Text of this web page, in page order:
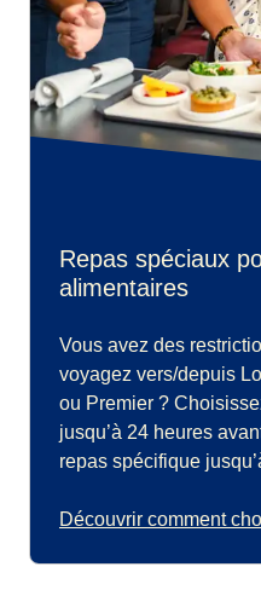
Repas spéciaux
alimentaires
Vous avez des
voyagez vers/depuis
ou Premier ?
jusqu’à 24 heures
repas spécifique
Découvrir comment